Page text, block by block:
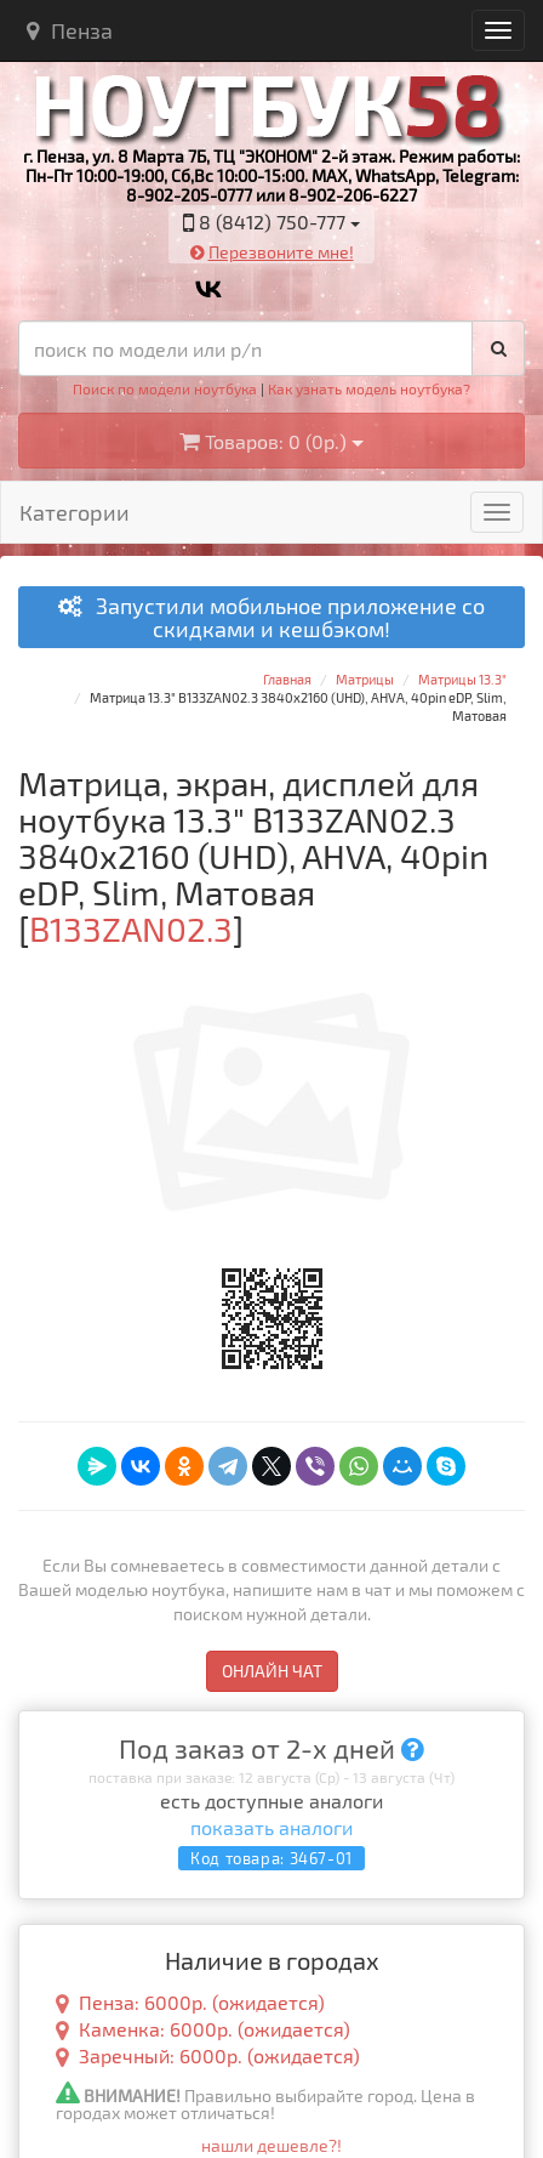
Пенза
г. Пенза, ул. 8 Марта 7Б, ТЦ "ЭКОНОМ" 2-й этаж. Режим работы:
Пн-Пт 10:00-19:00, Сб,Вс 10:00-15:00. MAX, WhatsApp, Telegram:
8-902-205-0777 или 8-902-206-6227
8 (8412) 750-777
Перезвоните мне!
Поиск по модели ноутбука | Как узнать модель ноутбука?
Товаров: 0 (0р.)
Категории
Запустили мобильное приложение со
скидками и кешбэком!
Главная Матрицы
Матрицы 13.3"
Матрица 13.3" B133ZAN02.3 3840x2160 (UHD), AHVA, 40pin eDP, Slim,
Матовая
Матрица, экран, дисплей для
ноутбука 13.3" B133ZAN02.3
3840x2160 (UHD), AHVA, 40pin
eDP, Slim, Матовая
[B133ZAN02.3]
Если Вы сомневаетесь в совместимости данной детали с
Вашей моделью ноутбука, напишите нам в чат и мы поможем с
поиском нужной детали.
ОНЛАЙН ЧАТ
Под заказ от 2-х дней
поставка при заказе: 12 августа (Ср) - 13 августа (Чт)
есть доступные аналоги
показать аналоги
Код товара: 3467-01
Наличие в городах
Пенза: 6000р. (ожидается)
Каменка: 6000р. (ожидается)
Заречный: 6000р. (ожидается)
ВНИМАНИЕ! Правильно выбирайте город. Цена в
городах может отличаться!
нашли дешевле?!